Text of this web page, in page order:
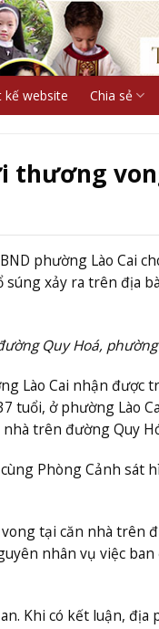
kế website Chia sẻ
thương
phường Lào Cai
xảy ra trên địa
Quy Hoá, phường
Lào Cai nhận được
tuổi, ở phường Lào
trên đường Quy
Phòng Cảnh sát
tại căn nhà trên
nhân vụ việc
Khi có kết luận, địa